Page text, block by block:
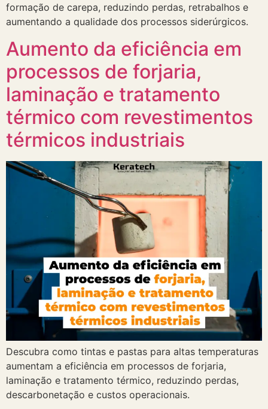
formação de carepa, reduzindo perdas, retrabalhos e
aumentando a qualidade dos processos siderúrgicos.
Aumento da eficiência em
processos de forjaria,
laminação e tratamento
térmico com revestimentos
térmicos industriais
Descubra como tintas e pastas para altas temperaturas
aumentam a eficiência em processos de forjaria,
laminação e tratamento térmico, reduzindo perdas,
descarbonetação e custos operacionais.